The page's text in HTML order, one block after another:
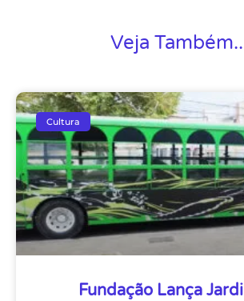
Veja
Cultura
Fundação Lança